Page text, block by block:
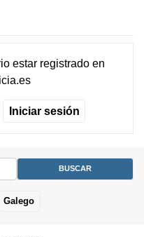
estar registradoen
Iniciar sesión
Galego